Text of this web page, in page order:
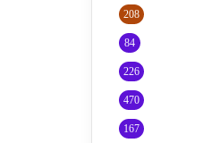
208
84
226
470
167